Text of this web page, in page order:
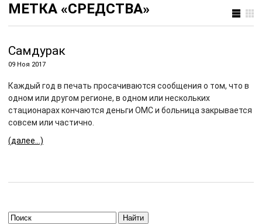
МЕТКА «СРЕДСТВА»
Самдурак
09 Ноя 2017
Каждый год в печать просачиваются сообщения о том, что в
одном или другом регионе, в одном или нескольких
стационарах кончаются деньги ОМС и больница закрывается
совсем или частично.
(далее…)
Найти